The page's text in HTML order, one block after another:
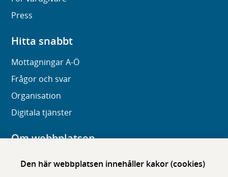
Den här webbplatsen innehåller kakor (cookies)
Press
Hitta snabbt
Mottagningar A-Ö
Frågor och svar
Organisation
Digitala tjänster
Om webbplatsen
Om karolinska.se